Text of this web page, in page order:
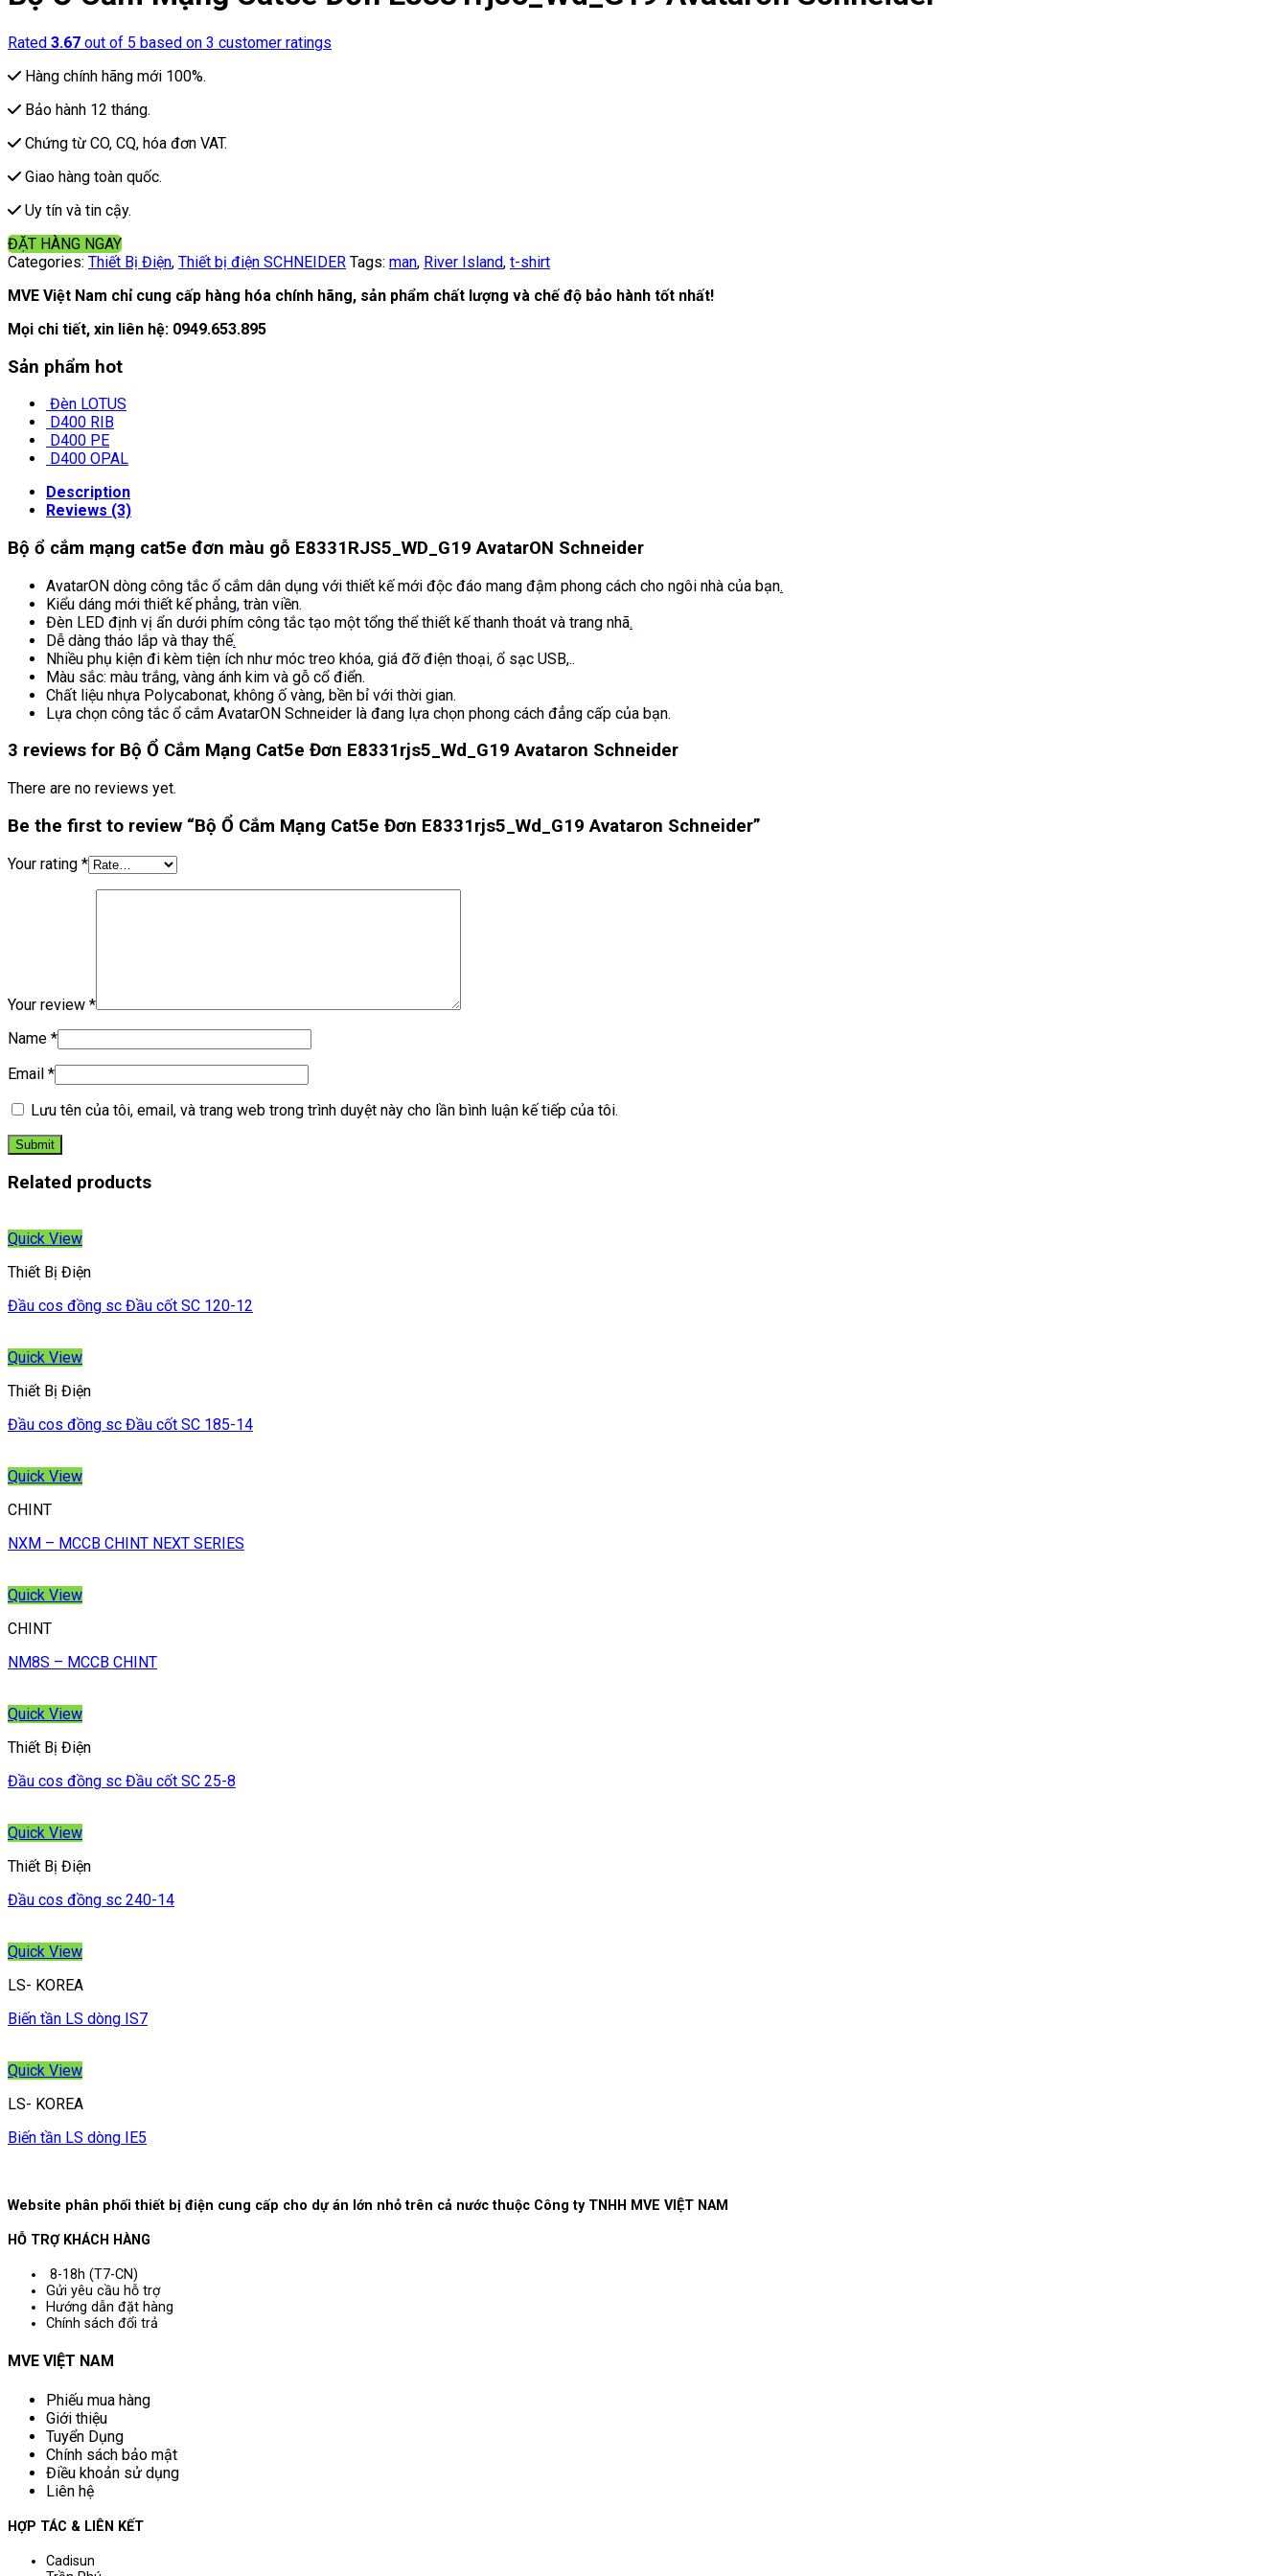
Rated 3.67 out of 5 based on 3 customer ratings
Hàng chính hãng mới 100%.
Bảo hành 12 tháng.
Chứng từ CO, CQ, hóa đơn VAT.
Giao hàng toàn quốc.
Uy tín và tin cậy.
ĐẶT HÀNG NGAY
Categories: Thiết Bị Điện, Thiết bị điện SCHNEIDER Tags: man, River Island, t-shirt
MVE Việt Nam chỉ cung cấp hàng hóa chính hãng, sản phẩm chất lượng và chế độ bảo hành tốt nhất!
Mọi chi tiết, xin liên hệ: 0949.653.895
Sản phẩm hot
Đèn LOTUS
D400 RIB
D400 PE
D400 OPAL
Description
Reviews (3)
Bộ ổ cắm mạng cat5e đơn màu gỗ E8331RJS5_WD_G19 AvatarON Schneider
AvatarON dòng công tắc ổ cắm dân dụng với thiết kế mới độc đáo mang đậm phong cách cho ngôi nhà của bạn.
Kiểu dáng mới thiết kế phẳng, tràn viền.
Đèn LED định vị ẩn dưới phím công tắc tạo một tổng thể thiết kế thanh thoát và trang nhã.
Dễ dàng tháo lắp và thay thế.
Nhiều phụ kiện đi kèm tiện ích như móc treo khóa, giá đỡ điện thoại, ổ sạc USB,..
Màu sắc: màu trắng, vàng ánh kim và gỗ cổ điển.
Chất liệu nhựa Polycabonat, không ố vàng, bền bỉ với thời gian.
Lựa chọn công tắc ổ cắm AvatarON Schneider là đang lựa chọn phong cách đẳng cấp của bạn.
3 reviews for Bộ Ổ Cắm Mạng Cat5e Đơn E8331rjs5_Wd_G19 Avataron Schneider
There are no reviews yet.
Be the first to review “Bộ Ổ Cắm Mạng Cat5e Đơn E8331rjs5_Wd_G19 Avataron Schneider”
Your rating *
Your review *
Name *
Email *
Lưu tên của tôi, email, và trang web trong trình duyệt này cho lần bình luận kế tiếp của tôi.
Related products
Quick View
Thiết Bị Điện
Đầu cos đồng sc Đầu cốt SC 120-12
Quick View
Thiết Bị Điện
Đầu cos đồng sc Đầu cốt SC 185-14
Quick View
CHINT
NXM – MCCB CHINT NEXT SERIES
Quick View
CHINT
NM8S – MCCB CHINT
Quick View
Thiết Bị Điện
Đầu cos đồng sc Đầu cốt SC 25-8
Quick View
Thiết Bị Điện
Đầu cos đồng sc 240-14
Quick View
LS- KOREA
Biến tần LS dòng IS7
Quick View
LS- KOREA
Biến tần LS dòng IE5
Website phân phối thiết bị điện cung cấp cho dự án lớn nhỏ trên cả nước thuộc Công ty TNHH MVE VIỆT NAM
HỖ TRỢ KHÁCH HÀNG
8-18h (T7-CN)
Gửi yêu cầu hỗ trợ
Hướng dẫn đặt hàng
Chính sách đổi trả
MVE VIỆT NAM
Phiếu mua hàng
Giới thiệu
Tuyển Dụng
Chính sách bảo mật
Điều khoản sử dụng
Liên hệ
HỢP TÁC & LIÊN KẾT
Cadisun